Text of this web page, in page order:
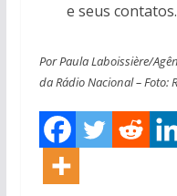
e seus contatos.
Por Paula Laboissière/
da Rádio Nacional – Foto: